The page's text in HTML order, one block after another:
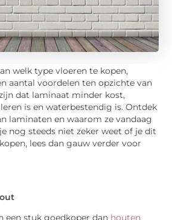
welk type vloeren te kopen,
aantal voordelen ten opzichte van
dat laminaat minder kost,
is en waterbestendig is. Ontdek
laminaten en waarom ze vandaag
nog steeds niet zeker weet of je dit
lees dan gauw verder voor
een stuk goedkoper dan houten